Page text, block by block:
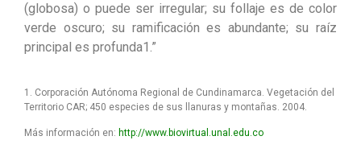
(globosa) o puede ser irregular; su follaje es de color
verde oscuro; su ramificación es abundante; su raíz
principal es profunda1.”
1. Corporación Autónoma Regional de Cundinamarca. Vegetación del
Territorio CAR; 450 especies de sus llanuras y montañas. 2004.
Más información en: http://www.biovirtual.unal.edu.co